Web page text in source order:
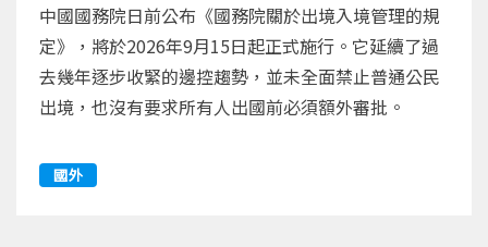
中國國務院日前公布《國務院關於出境入境管理的規
定》，將於2026年9月15日起正式施行。它延續了過
去幾年逐步收緊的邊控趨勢，並未全面禁止普通公民
出境，也沒有要求所有人出國前必須額外審批。
國外